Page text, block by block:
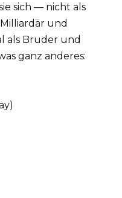
sich — nicht als
und
als Bruder und
ganz anderes: